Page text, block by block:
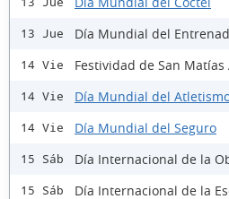
13 Jue Día Mundial del
14 Vie Festividad de San Matías
14 Vie Día Mundial del
14 Vie Día Mundial del Seguro
15 Sáb Día Internacional de la
15 Sáb Día Internacional de la